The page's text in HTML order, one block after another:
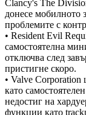
Clancy's The
донесе мобилното
проблемите с
• Resident Evil
самостоятелна
отключва след
пристигне скоро.
• Valve
като
недостиг на
функции като